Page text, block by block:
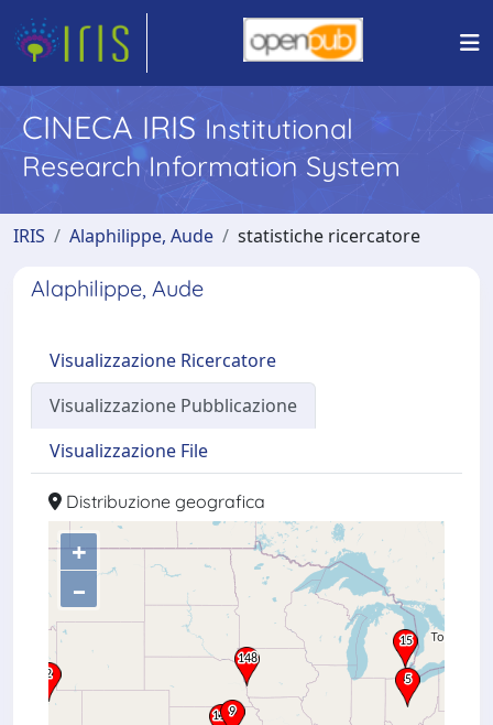
CINECA IRIS Institutional
Research Information System
IRIS Alaphilippe, Aude statistiche ricercatore
Alaphilippe, Aude
Visualizzazione Ricercatore
Visualizzazione Pubblicazione
Visualizzazione File
Distribuzione geografica
+
–